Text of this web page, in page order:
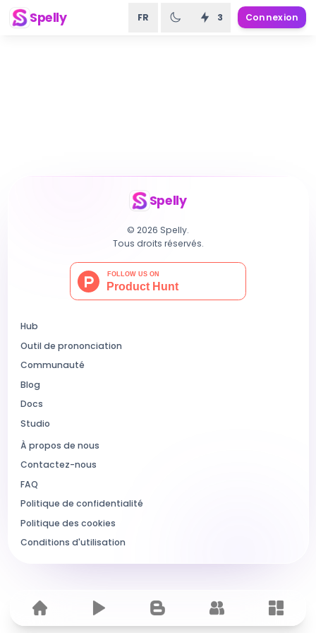
Spelly FR 3 Connexion
Home Hub Blog Communauté
Spelly
© 2026 Spelly.
Tous droits réservés.
Hub
Outil de prononciation
Communauté
Blog
Docs
Studio
À propos de nous
Contactez-nous
FAQ
Politique de confidentialité
Politique des cookies
Conditions d'utilisation